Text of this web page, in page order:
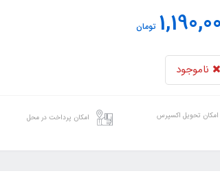
تومان
ناموجود
امکان تحویل اکسپرس امکان پرداخت در محل